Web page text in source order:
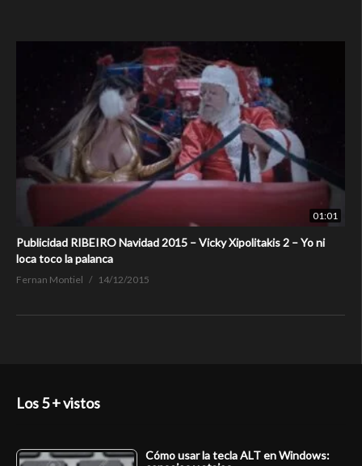
01:01
Publicidad RIBEIRO Navidad 2015 – Vicky Xipolitakis 2 – Yo ni
loca toco la palanca
Fernan Montiel 14/12/2015
Los 5 + vistos
Cómo usar la tecla ALT en Windows: